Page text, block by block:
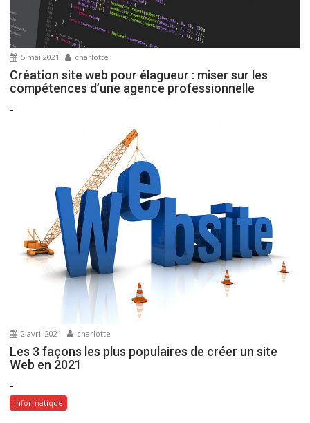
5 mai 2021 charlotte
Création site web pour élagueur : miser sur les
compétences d’une agence professionnelle
-
2 avril 2021 charlotte
Les 3 façons les plus populaires de créer un site
Web en 2021
-
Informatique